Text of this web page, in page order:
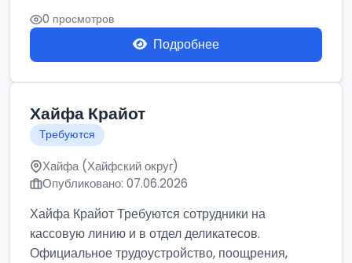
0 просмотров
Подробнее
Хайфа Крайот
Требуются
Хайфа (Хайфский округ)
Опубликовано: 07.06.2026
Хайфа Крайот Требуются сотрудники на
кассовую линию и в отдел деликатесов.
Официальное трудоустройство, поощрения,